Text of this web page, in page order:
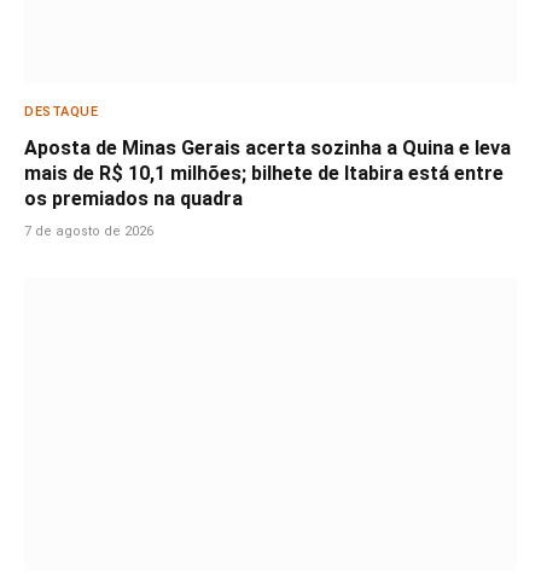
DESTAQUE
Aposta de Minas Gerais acerta sozinha a Quina e leva
mais de R$ 10,1 milhões; bilhete de Itabira está entre
os premiados na quadra
7 de agosto de 2026